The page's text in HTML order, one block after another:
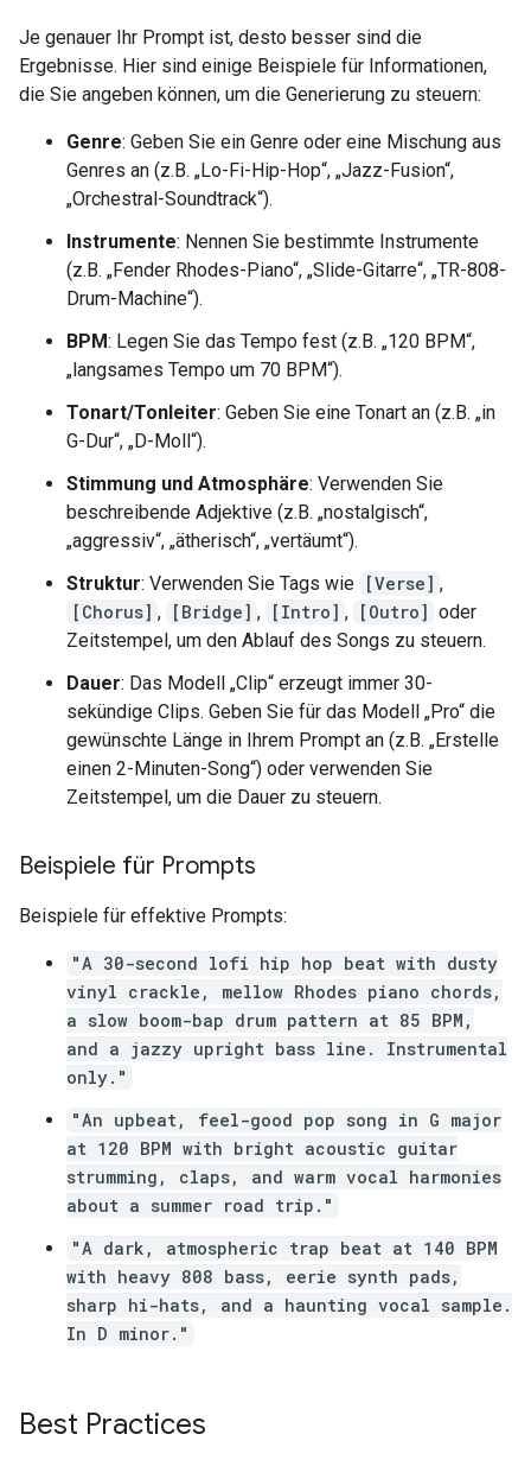
Je genauer Ihr Prompt ist, desto besser sind die
Ergebnisse. Hier sind einige Beispiele für Informationen,
die Sie angeben können, um die Generierung zu steuern:
Genre: Geben Sie ein Genre oder eine Mischung aus
Genres an (z.B. „Lo-Fi-Hip-Hop“, „Jazz-Fusion“,
„Orchestral-Soundtrack“).
Instrumente: Nennen Sie bestimmte Instrumente
(z.B. „Fender Rhodes-Piano“, „Slide-Gitarre“, „TR-808-
Drum-Machine“).
BPM: Legen Sie das Tempo fest (z.B. „120 BPM“,
„langsames Tempo um 70 BPM“).
Tonart/Tonleiter: Geben Sie eine Tonart an (z.B. „in
G-Dur“, „D-Moll“).
Stimmung und Atmosphäre: Verwenden Sie
beschreibende Adjektive (z.B. „nostalgisch“,
„aggressiv“, „ätherisch“, „vertäumt“).
Struktur: Verwenden Sie Tags wie [Verse] ,
[Chorus] , [Bridge] , [Intro] , [Outro] oder
Zeitstempel, um den Ablauf des Songs zu steuern.
Dauer: Das Modell „Clip“ erzeugt immer 30-
sekündige Clips. Geben Sie für das Modell „Pro“ die
gewünschte Länge in Ihrem Prompt an (z.B. „Erstelle
einen 2-Minuten-Song“) oder verwenden Sie
Zeitstempel, um die Dauer zu steuern.
Beispiele für Prompts
Beispiele für effektive Prompts:
"A 30-second lofi hip hop beat with dusty
vinyl crackle, mellow Rhodes piano chords,
a slow boom-bap drum pattern at 85 BPM,
and a jazzy upright bass line. Instrumental
only."
"An upbeat, feel-good pop song in G major
at 120 BPM with bright acoustic guitar
strumming, claps, and warm vocal harmonies
about a summer road trip."
"A dark, atmospheric trap beat at 140 BPM
with heavy 808 bass, eerie synth pads,
sharp hi-hats, and a haunting vocal sample.
In D minor."
Best Practices